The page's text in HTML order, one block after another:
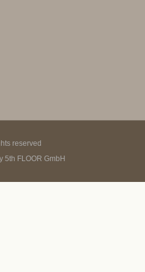
reserved
5th FLOOR GmbH